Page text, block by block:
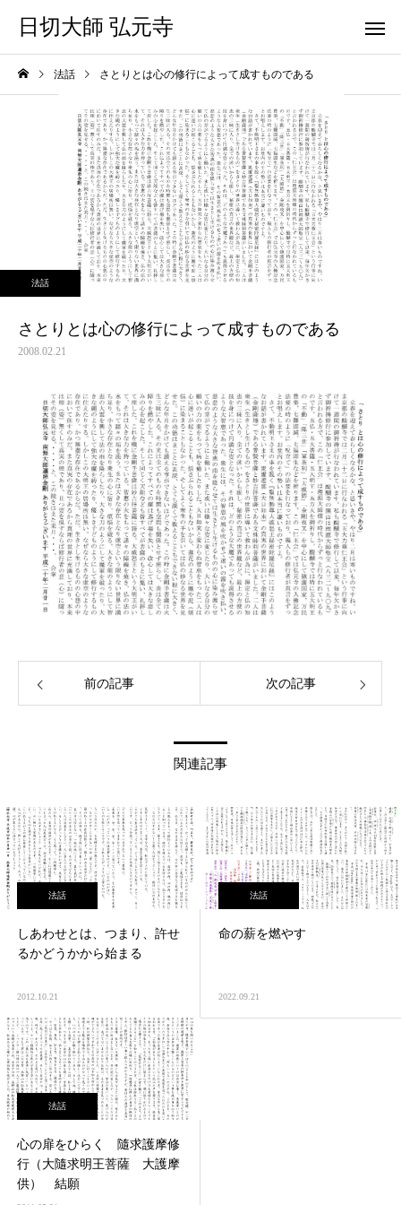
日切大師 弘元寺
法話 さとりとは心の修行によって成すものである
法話
さとりとは心の修行によって成すものである
2008.02.21
前の記事 次の記事
関連記事
法話
しあわせとは、つまり、許せ
るかどうかから始まる
2012.10.21
法話
命の薪を燃やす
2022.09.21
法話
心の扉をひらく 隨求護摩修
行（大隨求明王菩薩 大護摩
供） 結願